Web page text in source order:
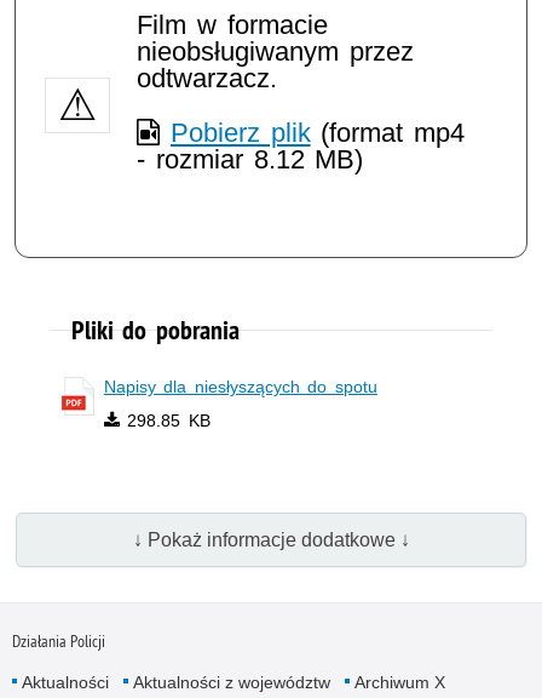
Film w formacie
nieobsługiwanym przez
odtwarzacz.
Pobierz plik(format mp4
- rozmiar 8.12 MB)
Pliki do pobrania
Napisy dla niesłyszących do spotu
298.85 KB
↓ Pokaż informacje dodatkowe ↓
Działania Policji
Aktualności Aktualności z województw
Archiwum X